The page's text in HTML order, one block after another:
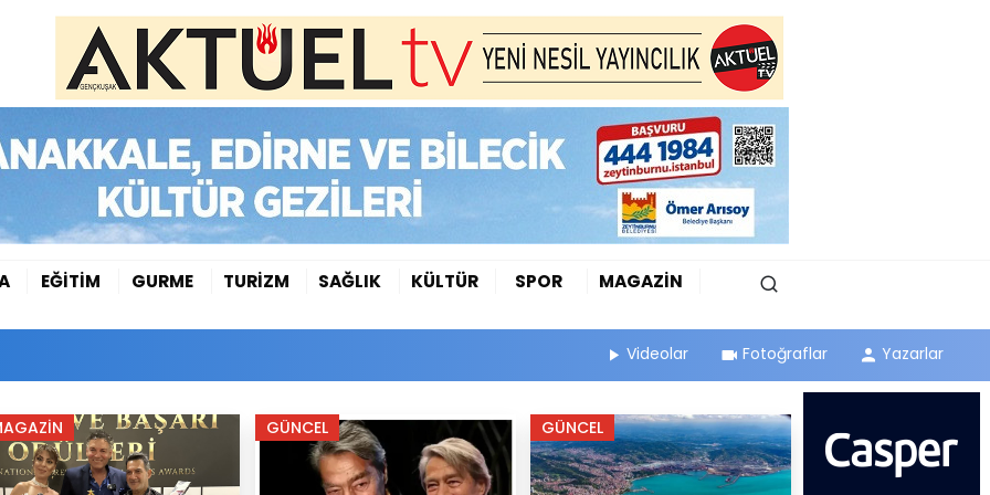
EĞİTİM GURME TURİZM SAĞLIK KÜLTÜR SPOR
MAGAZİN
Videolar Fotoğraflar Yazarlar
GÜNCEL GÜNCEL